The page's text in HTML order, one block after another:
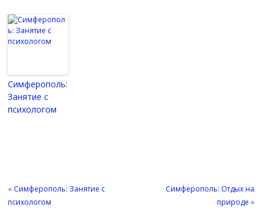
Симферополь:
Занятие с
психологом
« Симферополь: Занятие с
психологом
Симферополь: Отдых на
природе »